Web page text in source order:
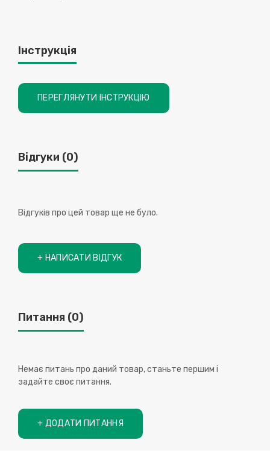
Інструкція
ПЕРЕГЛЯНУТИ ІНСТРУКЦІЮ
Відгуки (0)
Відгуків про цей товар ще не було.
+ НАПИСАТИ ВІДГУК
Питання (0)
Немає питань про даний товар, станьте першим і
задайте своє питання.
+ ДОДАТИ ПИТАННЯ